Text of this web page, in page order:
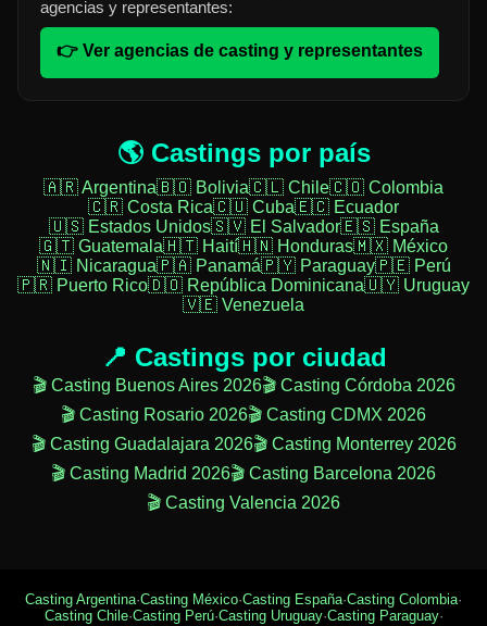
agencias y representantes:
👉 Ver agencias de casting y representantes
🌎 Castings por país
🇦🇷 Argentina🇧🇴 Bolivia🇨🇱 Chile🇨🇴 Colombia
🇨🇷 Costa Rica🇨🇺 Cuba🇪🇨 Ecuador
🇺🇸 Estados Unidos🇸🇻 El Salvador🇪🇸 España
🇬🇹 Guatemala🇭🇹 Haití🇭🇳 Honduras🇲🇽 México
🇳🇮 Nicaragua🇵🇦 Panamá🇵🇾 Paraguay🇵🇪 Perú
🇵🇷 Puerto Rico🇩🇴 República Dominicana🇺🇾 Uruguay
🇻🇪 Venezuela
📍 Castings por ciudad
🎬 Casting Buenos Aires 2026🎬 Casting Córdoba 2026
🎬 Casting Rosario 2026🎬 Casting CDMX 2026
🎬 Casting Guadalajara 2026🎬 Casting Monterrey 2026
🎬 Casting Madrid 2026🎬 Casting Barcelona 2026
🎬 Casting Valencia 2026
Casting Argentina·Casting México·Casting España·Casting Colombia·
Casting Chile·Casting Perú·Casting Uruguay·Casting Paraguay·